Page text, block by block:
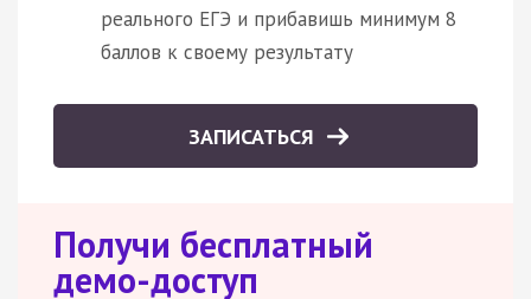
реального ЕГЭ и прибавишь минимум 8
баллов к своему результату
ЗАПИСАТЬСЯ
Получи бесплатный
демо-доступ